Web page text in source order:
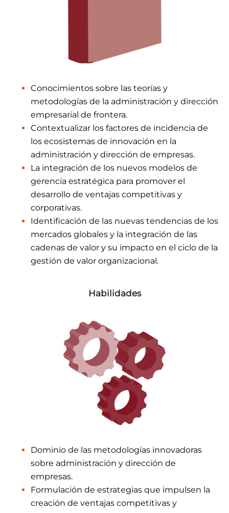
Conocimientos sobre las teorías y
metodologías de la administración y dirección
empresarial de frontera.
Contextualizar los factores de incidencia de
los ecosistemas de innovación en la
administración y dirección de empresas.
La integración de los nuevos modelos de
gerencia estratégica para promover el
desarrollo de ventajas competitivas y
corporativas.
Identificación de las nuevas tendencias de los
mercados globales y la integración de las
cadenas de valor y su impacto en el ciclo de la
gestión de valor organizacional.
Habilidades
Dominio de las metodologías innovadoras
sobre administración y dirección de
empresas.
Formulación de estrategias que impulsen la
creación de ventajas competitivas y